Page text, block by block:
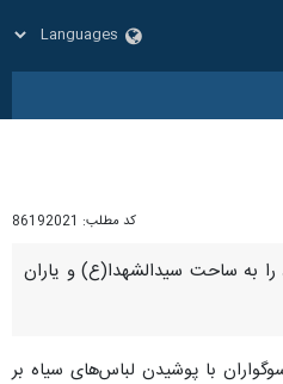
کد مطلب: 86192021